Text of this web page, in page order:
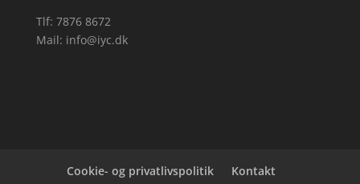
Tlf: 7876 8672
Mail: info@iyc.dk
Cookie- og privatlivspolitik Kontakt